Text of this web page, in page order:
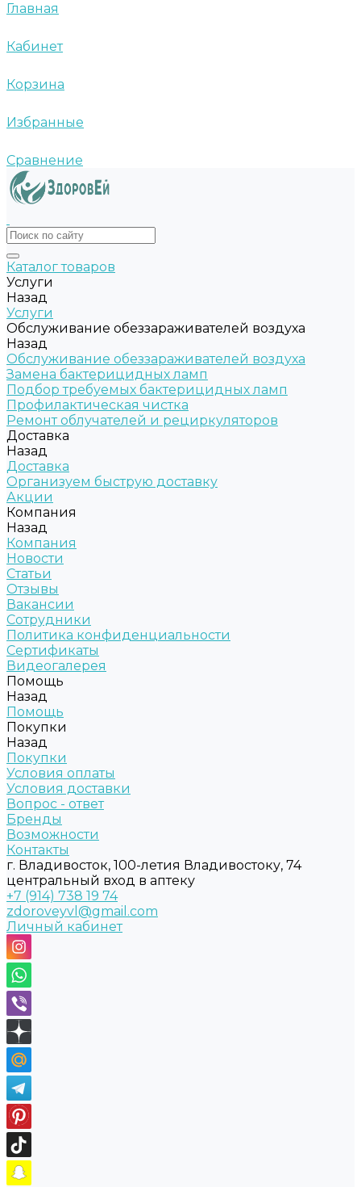
Главная
Кабинет
Корзина
Избранные
Сравнение
Каталог товаров
Услуги
Назад
Услуги
Обслуживание обеззараживателей воздуха
Назад
Обслуживание обеззараживателей воздуха
Замена бактерицидных ламп
Подбор требуемых бактерицидных ламп
Профилактическая чистка
Ремонт облучателей и рециркуляторов
Доставка
Назад
Доставка
Организуем быструю доставку
Акции
Компания
Назад
Компания
Новости
Статьи
Отзывы
Вакансии
Сотрудники
Политика конфиденциальности
Сертификаты
Видеогалерея
Помощь
Назад
Помощь
Покупки
Назад
Покупки
Условия оплаты
Условия доставки
Вопрос - ответ
Бренды
Возможности
Контакты
г. Владивосток, 100-летия Владивостоку, 74
центральный вход в аптеку
+7 (914) 738 19 74
zdoroveyvl@gmail.com
Личный кабинет